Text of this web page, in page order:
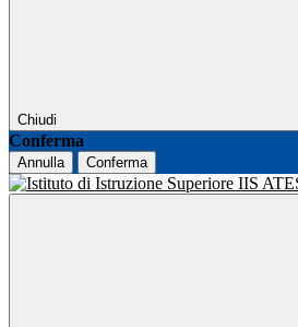
Chiudi
Conferma
Annulla Conferma